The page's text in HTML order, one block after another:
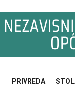
PRIVREDA